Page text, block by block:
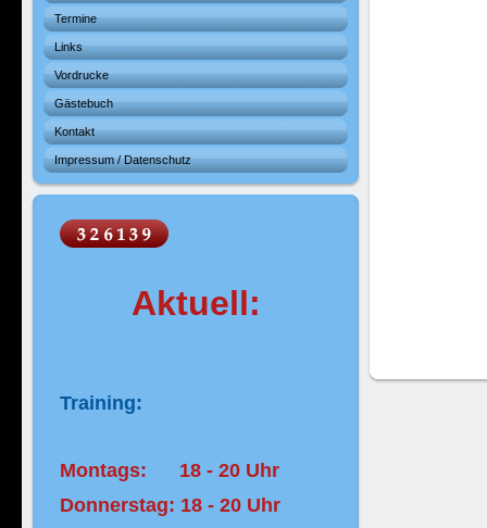
Termine
Links
Vordrucke
Gästebuch
Kontakt
Impressum / Datenschutz
Aktuell:
Training:
Montags: 18 - 20 Uhr
Donnerstag: 18 - 20 Uhr